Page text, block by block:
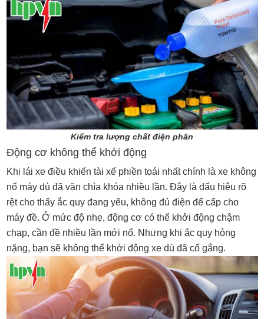
Kiểm tra lượng chất điện phân
Động cơ không thể khởi động
Khi lái xe điều khiến tài xế phiền toái nhất chính là xe không
nổ máy dù đã vặn chìa khóa nhiều lần. Đây là dấu hiệu rõ
rệt cho thấy ắc quy đang yếu, không đủ điện để cấp cho
máy đề. Ở mức độ nhẹ, động cơ có thể khởi động chậm
chạp, cần đề nhiều lần mới nổ. Nhưng khi ắc quy hỏng
nặng, bạn sẽ không thể khởi động xe dù đã cố gắng.